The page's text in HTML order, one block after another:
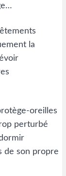
la
oreilles
perturbé
de son propre